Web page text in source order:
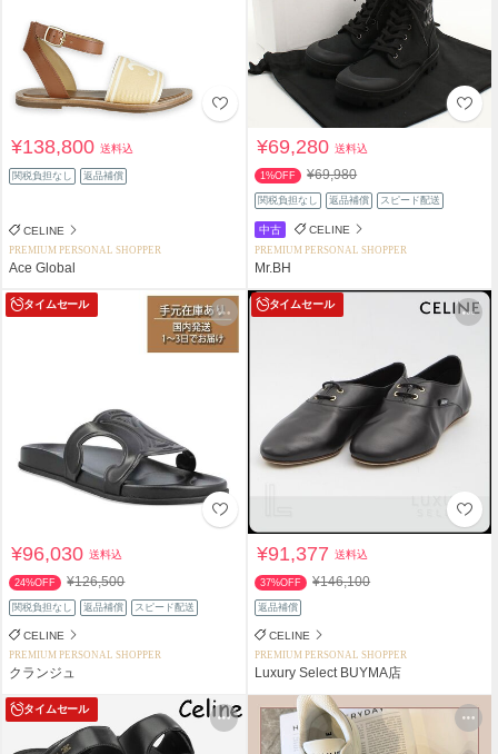
¥138,800送料込
関税負担なし 返品補償
CELINE
PREMIUM PERSONAL SHOPPER
Ace Global
¥69,280送料込
1%OFF ¥69,980
関税負担なし 返品補償 スピード配送
中古 CELINE
PREMIUM PERSONAL SHOPPER
Mr.BH
タイムセール
¥96,030送料込
24%OFF ¥126,500
関税負担なし 返品補償 スピード配送
CELINE
PREMIUM PERSONAL SHOPPER
クランジュ
タイムセール
¥91,377送料込
37%OFF ¥146,100
返品補償
CELINE
PREMIUM PERSONAL SHOPPER
Luxury Select BUYMA店
タイムセール